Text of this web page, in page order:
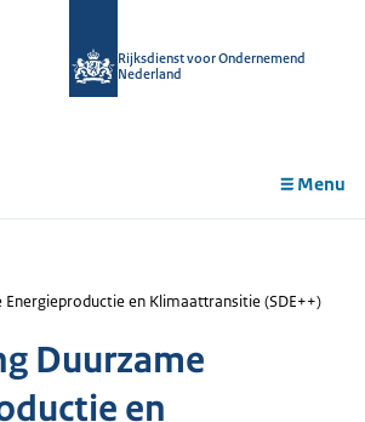
Rijksdienst voor Ondernemend
Nederland
Menu
en Klimaattransitie (SDE++)
Duurzame
en